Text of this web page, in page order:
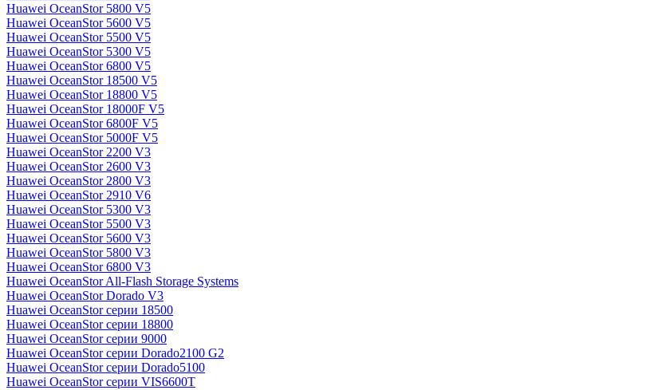
Huawei OceanStor 5800 V5
Huawei OceanStor 5600 V5
Huawei OceanStor 5500 V5
Huawei OceanStor 5300 V5
Huawei OceanStor 6800 V5
Huawei OceanStor 18500 V5
Huawei OceanStor 18800 V5
Huawei OceanStor 18000F V5
Huawei OceanStor 6800F V5
Huawei OceanStor 5000F V5
Huawei OceanStor 2200 V3
Huawei OceanStor 2600 V3
Huawei OceanStor 2800 V3
Huawei OceanStor 2910 V6
Huawei OceanStor 5300 V3
Huawei OceanStor 5500 V3
Huawei OceanStor 5600 V3
Huawei OceanStor 5800 V3
Huawei OceanStor 6800 V3
Huawei OceanStor All-Flash Storage Systems
Huawei OceanStor Dorado V3
Huawei OceanStor серии 18500
Huawei OceanStor серии 18800
Huawei OceanStor серии 9000
Huawei OceanStor серии Dorado2100 G2
Huawei OceanStor серии Dorado5100
Huawei OceanStor серии VIS6600T